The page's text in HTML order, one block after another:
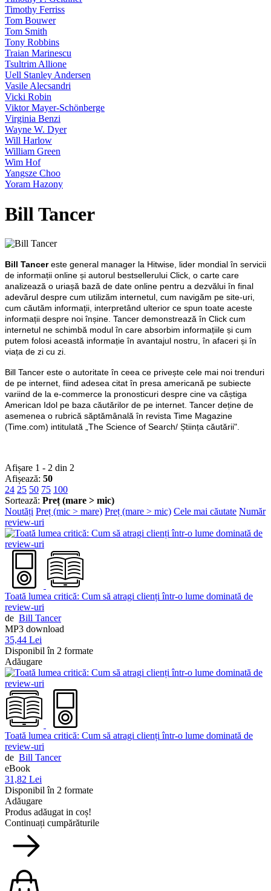
Timothy Ferriss
Tom Bouwer
Tom Smith
Tony Robbins
Traian Marinescu
Tsultrim Allione
Uell Stanley Andersen
Vasile Alecsandri
Vicki Robin
Viktor Mayer-Schönberge
Virginia Benzi
Wayne W. Dyer
Will Harlow
William Green
Wim Hof
Yangsze Choo
Yoram Hazony
Bill Tancer
Bill Tancereste general manager la Hitwise, lider mondial în servicii
de informații online și autorul bestsellerului Click, o carte care
analizează o uriașă bază de date online pentru a dezvălui în final
adevărul despre cum utilizăm internetul, cum navigăm pe site-uri,
cum căutăm informații, interpretând ulterior ce spun toate aceste
informații despre noi înșine. Tancer demonstrează în Click cum
internetul ne schimbă modul în care absorbim informațiile și cum
putem folosi această informație în avantajul nostru, în afaceri și în
viața de zi cu zi.
Bill Tancer este o autoritate în ceea ce privește cele mai noi trenduri
de pe internet, fiind adesea citat în presa americană pe subiecte
variind de la e-commerce la pronosticuri despre cine va câștiga
American Idol pe baza căutărilor de pe internet. Tancer deține de
asemenea o rubrică săptămânală în revista Time Magazine
(Time.com) intitulată „The Science of Search/ Știința căutării".
Afișare 1 - 2 din 2
Afișează: 50
24 25 50 75 100
Sortează: Preț (mare > mic)
Noutăți Preț (mic > mare) Preț (mare > mic) Cele mai căutate Număr
review-uri
Toată lumea critică: Cum să atragi clienți într-o lume dominată de
review-uri
de Bill Tancer
MP3 download
35,44 Lei
Disponibil în 2 formate
Adăugare
Toată lumea critică: Cum să atragi clienți într-o lume dominată de
review-uri
de Bill Tancer
eBook
31,82 Lei
Disponibil în 2 formate
Adăugare
Produs adăugat in coș!
Continuați cumpărăturile